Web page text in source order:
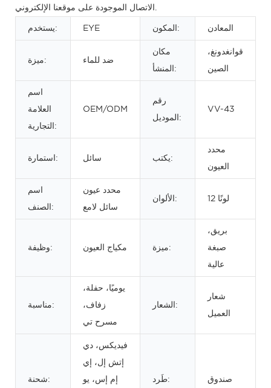
يستخدم: EYE المكون: المعادن
ميزة: ضد للماء
مكان
المنشأ:
قوانغدونغ،
الصين
اسم
العلامة
التجارية:
OEM/ODM
رقم
الموديل:
VV-43
استمارة: سائل يكتب:
محدد
العيون
اسم
الصنف:
محدد عيون
سائل لامع
الألوان: 12 لونًا
وظيفة: مكياج العيون ميزة:
بريق،
صبغة
عالية
مناسبة:
يوميًا، حفلة،
زفاف،
مسرح تي
الشعار:
شعار
العميل
شحنة:
فيديكس، دي
إتش إل، إي
إم إس، يو طَرد: صندوق